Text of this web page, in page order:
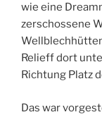
wie eine
zerschossene
Relieff dort
Richtung Platz
Das war